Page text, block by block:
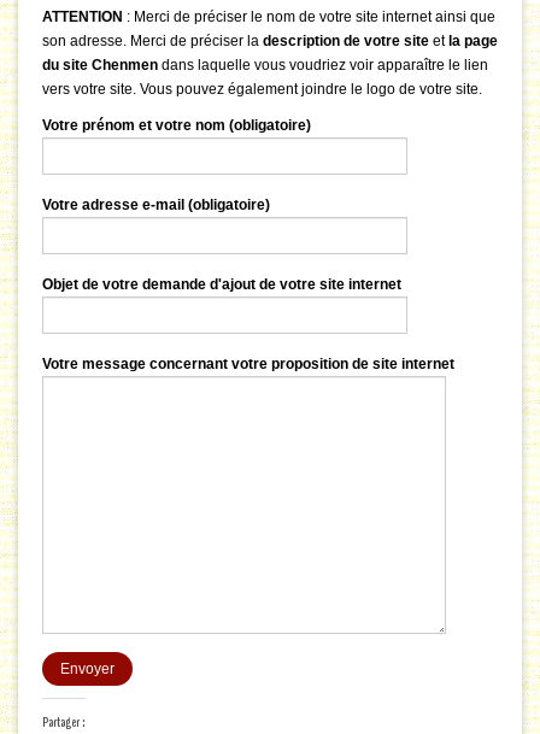
ATTENTION : Merci de préciser le nom de votre site internet ainsi que
son adresse. Merci de préciser la description de votre site et la page
du site Chenmen dans laquelle vous voudriez voir apparaître le lien
vers votre site. Vous pouvez également joindre le logo de votre site.
Votre prénom et votre nom (obligatoire)
Votre adresse e-mail (obligatoire)
Objet de votre demande d'ajout de votre site internet
Votre message concernant votre proposition de site internet
Partager :